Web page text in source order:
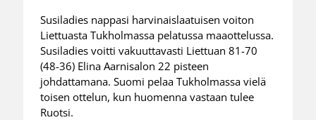
Susiladies nappasi harvinaislaatuisen voiton
Liettuasta Tukholmassa pelatussa maaottelussa.
Susiladies voitti vakuuttavasti Liettuan 81-70
(48-36) Elina Aarnisalon 22 pisteen
johdattamana. Suomi pelaa Tukholmassa vielä
toisen ottelun, kun huomenna vastaan tulee
Ruotsi.